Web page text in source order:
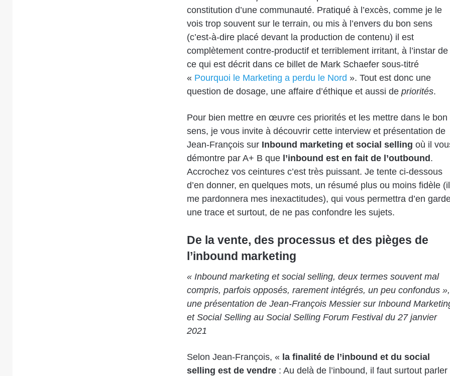
constitution d’une communauté. Pratiqué à l’excès, comme je le
vois trop souvent sur le terrain, ou mis à l’envers du bon sens
(c’est-à-dire placé devant la production de contenu) il est
complètement contre-productif et terriblement irritant, à l’instar de
ce qui est décrit dans ce billet de Mark Schaefer sous-titré
« Pourquoi le Marketing a perdu le Nord ». Tout est donc une
question de dosage, une affaire d’éthique et aussi de priorités.
Pour bien mettre en œuvre ces priorités et les mettre dans le bon
sens, je vous invite à découvrir cette interview et présentation de
Jean-François sur Inbound marketing et social selling où il
démontre par A+ B que l’inbound est en fait de l’outbound .
Accrochez vos ceintures c’est très puissant. Je tente ci-dessous
d’en donner, en quelques mots, un résumé plus ou moins fidèle (il
me pardonnera mes inexactitudes), qui vous permettra d’en
une trace et surtout, de ne pas confondre les sujets.
De la vente, des processus et des pièges de
l’inbound marketing
« Inbound marketing et social selling, deux termes souvent mal
compris, parfois opposés, rarement intégrés, un peu confondus »,
une présentation de Jean-François Messier sur Inbound
et Social Selling au Social Selling Forum Festival du 27 janvier
2021
Selon Jean-François, « la finalité de l’inbound et du social
selling est de vendre: Au delà de l’inbound, il faut surtout parler